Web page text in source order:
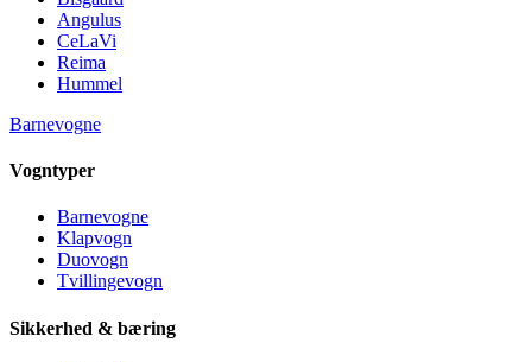
Angulus
CeLaVi
Reima
Hummel
Barnevogne
Vogntyper
Barnevogne
Klapvogn
Duovogn
Tvillingevogn
Sikkerhed & bæring